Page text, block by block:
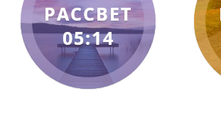
РАССВЕТ
05:14